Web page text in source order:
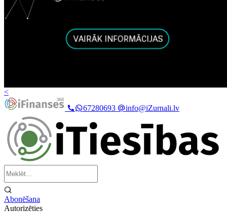
<
67280693
info@iZurnali.lv
Abonēšana
Autorizēties